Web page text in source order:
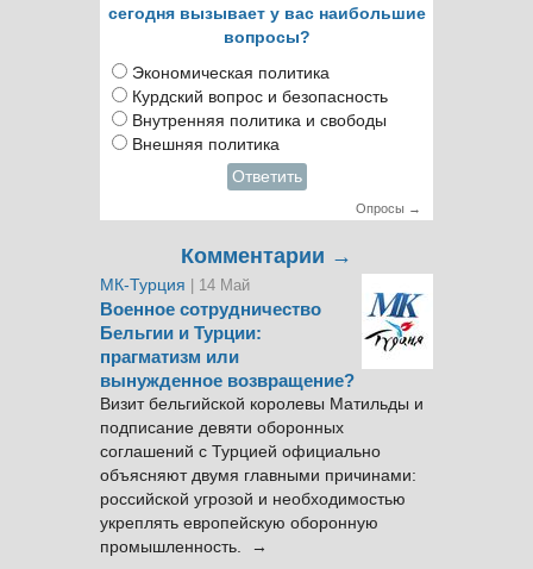
сегодня вызывает у вас наибольшие
вопросы?
Экономическая политика
Курдский вопрос и безопасность
Внутренняя политика и свободы
Внешняя политика
Ответить
Опросы →
Комментарии →
МК-Турция | 14 Май
Военное сотрудничество
Бельгии и Турции:
прагматизм или
вынужденное возвращение?
Визит бельгийской королевы Матильды и
подписание девяти оборонных
соглашений с Турцией официально
объясняют двумя главными причинами:
российской угрозой и необходимостью
укреплять европейскую оборонную
промышленность. →